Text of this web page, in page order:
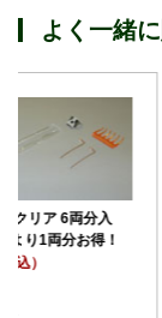
よく一緒